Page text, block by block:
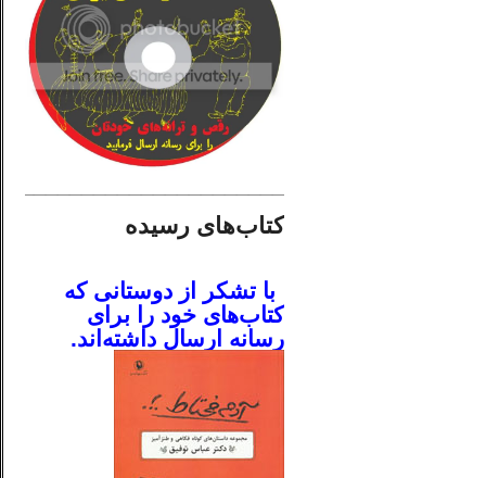
کتاب‌های رسیده
با تشکر از دوستانی که
کتاب‌های خود را برای
رسانه ارسال داشته‌اند.